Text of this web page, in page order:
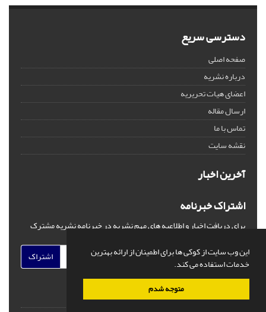
این وب سایت از کوکی ها برای اطمینان از ارائه بهترین
خدمات استفاده می کند.
متوجه شدم
دسترسی سریع
صفحه اصلی
درباره نشریه
اعضای هیات تحریریه
ارسال مقاله
تماس با ما
نقشه سایت
آخرین اخبار
اشتراک خبرنامه
برای دریافت اخبار و اطلاعیه های مهم نشریه در خبرنامه نشریه مشترک
اشتراک